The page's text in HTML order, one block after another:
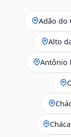
Adão do
Alto
Antônio